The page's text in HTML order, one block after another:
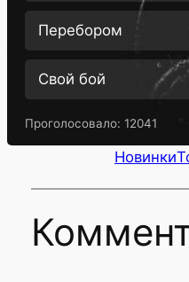
Перебором
Свой бой
Проголосовало: 12041
Новинки